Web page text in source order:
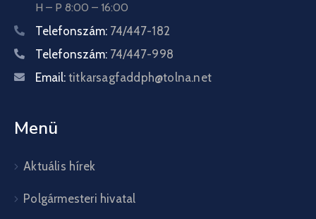
H – P 8:00 – 16:00
Telefonszám: 74/447-182
Telefonszám: 74/447-998
Email: titkarsagfaddph@tolna.net
Menü
Aktuális hírek
Polgármesteri hivatal